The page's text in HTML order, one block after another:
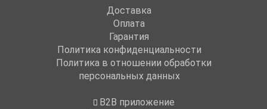
Доставка
Оплата
Гарантия
Политика конфиденциальности
Политика в отношении обработки
персональных данных
B2B приложение